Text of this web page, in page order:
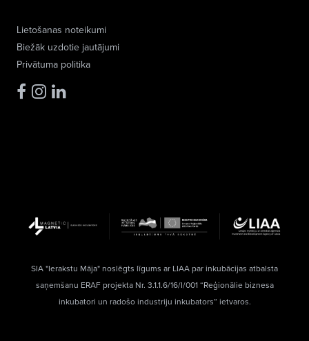
Lietošanas noteikumi
Biežāk uzdotie jautājumi
Privātuma politika
SIA "Ierakstu Māja" noslēgts līgums ar LIAA par inkubācijas atbalsta
saņemšanu ERAF projekta Nr. 3.1.1.6/16/I/001 “Reģionālie biznesa
inkubatori un radošo industriju inkubators” ietvaros.